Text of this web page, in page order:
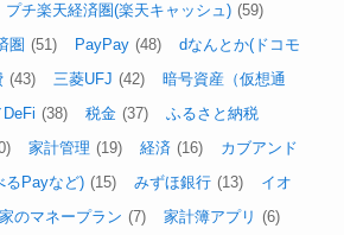
プチ楽天経済圏(楽天キャッシュ) (59)
圏 (51) PayPay (48)
dなんとか(ドコモ
(43) 三菱UFJ (42)
暗号資産（仮想通
(38) 税金 (37)
ふるさと納税
家計管理 (19) 経済 (16)
カブアンド
るPayなど) (15) みずほ銀行 (13)
イオ
のマネープラン (7) 家計簿アプリ (6)